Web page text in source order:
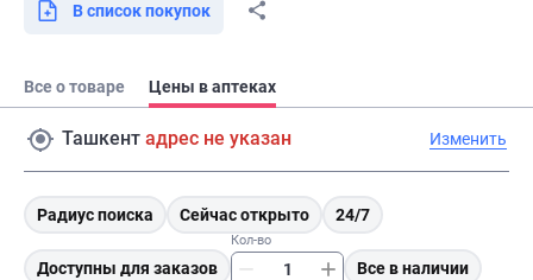
В список покупок
Все о товаре Цены в аптеках
Ташкент адрес не указан Изменить
Радиус поиска Сейчас открыто 24/7
Доступны для заказов
Кол-во
Все в наличии